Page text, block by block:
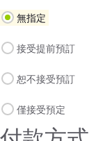
無指定
接受提前預訂
恕不接受預訂
僅接受預定